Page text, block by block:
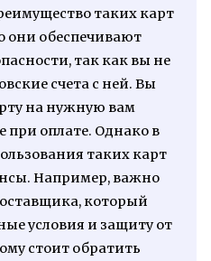
таких карт
они обеспечивают
так как вы не
счета с ней. Вы
на нужную вам
при оплате. Однако в
таких карт
Например, важно
который
условия и защиту от
стоит обратить